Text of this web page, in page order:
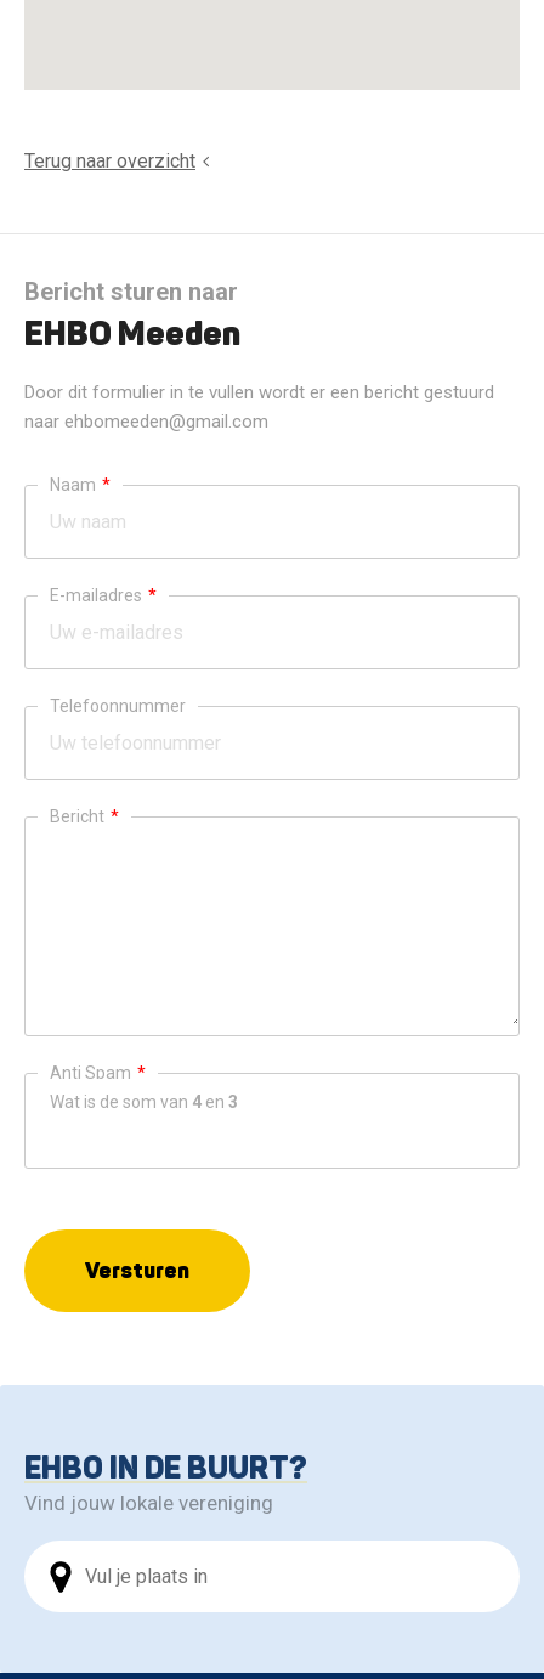
Terug naar overzicht
Bericht sturen naar
EHBO Meeden
Door dit formulier in te vullen wordt er een bericht gestuurd
naar ehbomeeden@gmail.com
Naam *
E-mailadres *
Telefoonnummer
Bericht *
Anti Spam *
Wat is de som van 4 en 3
Versturen
EHBO IN DE BUURT?
Vind jouw lokale vereniging